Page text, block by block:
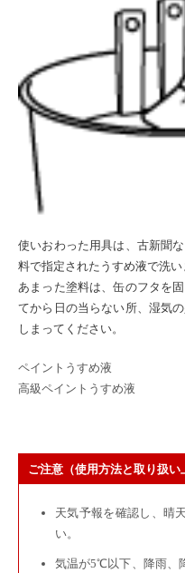
使いおわった用具は、古新聞
料で指定されたうすめ液で洗い
あまった塗料は、缶のフタを
てから日の当らない所、湿気
しまってください。
ペイントうすめ液
高級ペイントうすめ液
ご注意（使用方法と取り扱い
天気予報を確認し、晴
い。
気温が5℃以下、降雨、